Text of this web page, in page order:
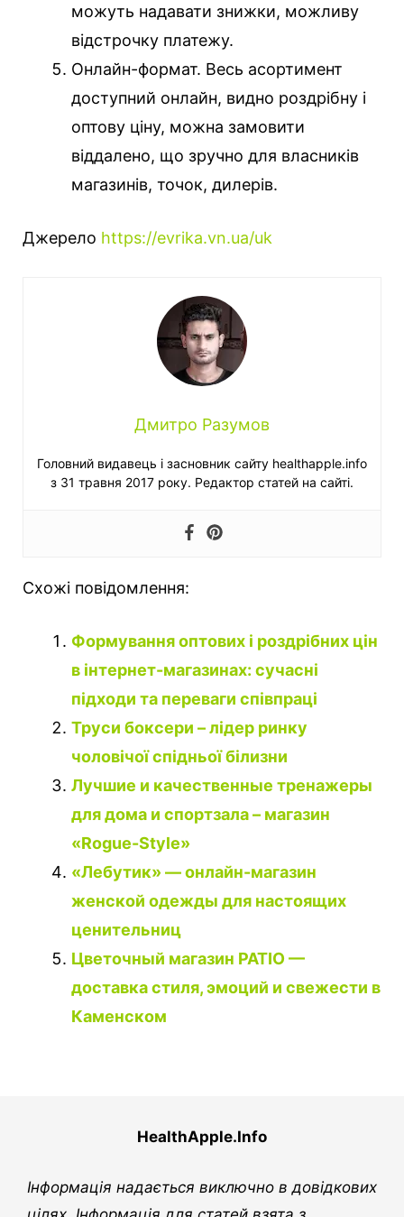
можуть надавати знижки, можливу
відстрочку платежу.
Онлайн-формат. Весь асортимент
доступний онлайн, видно роздрібну і
оптову ціну, можна замовити
віддалено, що зручно для власників
магазинів, точок, дилерів.
Джерело https://evrika.vn.ua/uk
Дмитро Разумов
Головний видавець і засновник сайту healthapple.info
з 31 травня 2017 року. Редактор статей на сайті.
Схожі повідомлення:
Формування оптових і роздрібних цін
в інтернет-магазинах: сучасні
підходи та переваги співпраці
Труси боксери – лідер ринку
чоловічої спідньої білизни
Лучшие и качественные тренажеры
для дома и спортзала – магазин
«Rogue-Style»
«Лебутик» — онлайн-магазин
женской одежды для настоящих
ценительниц
Цветочный магазин PATIO —
доставка стиля, эмоций и свежести в
Каменском
HealthApple.Info
Інформація надається виключно в довідкових